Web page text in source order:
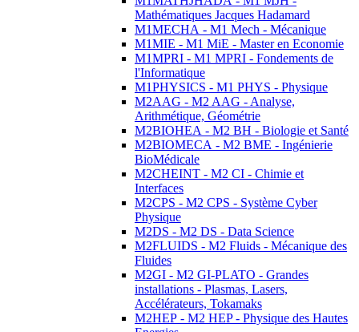
Mathématiques Jacques Hadamard
M1MECHA - M1 Mech - Mécanique
M1MIE - M1 MiE - Master en Economie
M1MPRI - M1 MPRI - Fondements de
l'Informatique
M1PHYSICS - M1 PHYS - Physique
M2AAG - M2 AAG - Analyse,
Arithmétique, Géométrie
M2BIOHEA - M2 BH - Biologie et Santé
M2BIOMECA - M2 BME - Ingénierie
BioMédicale
M2CHEINT - M2 CI - Chimie et
Interfaces
M2CPS - M2 CPS - Système Cyber
Physique
M2DS - M2 DS - Data Science
M2FLUIDS - M2 Fluids - Mécanique des
Fluides
M2GI - M2 GI-PLATO - Grandes
installations - Plasmas, Lasers,
Accélérateurs, Tokamaks
M2HEP - M2 HEP - Physique des Hautes